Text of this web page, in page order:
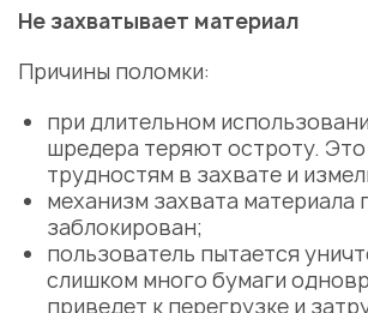
Не захватывает материал
Причины поломки:
при длительном
шредера теряют остроту.
трудностям в захвате и
механизм захвата материала
заблокирован;
пользователь пытается
слишком много бумаги
приведет к перегрузке и